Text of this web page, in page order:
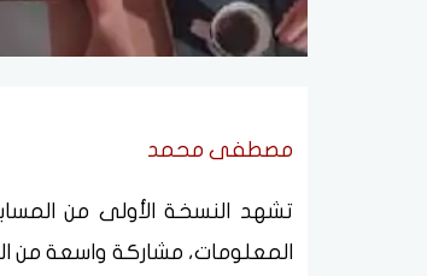
مصطفى محمد
المعلومات، مشاركة واسعة من